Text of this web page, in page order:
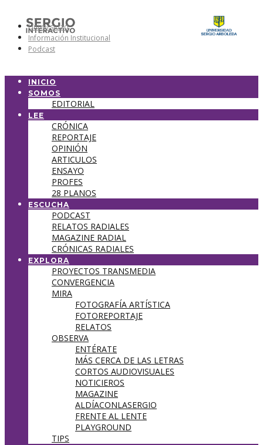
Universidad
Información Institucional
Podcast
INICIO
SOMOS
EDITORIAL
LEE
CRÓNICA
REPORTAJE
OPINIÓN
ARTICULOS
ENSAYO
PROFES
28 PLANOS
ESCUCHA
PODCAST
RELATOS RADIALES
MAGAZINE RADIAL
CRÓNICAS RADIALES
EXPLORA
PROYECTOS TRANSMEDIA
CONVERGENCIA
MIRA
FOTOGRAFÍA ARTÍSTICA
FOTOREPORTAJE
RELATOS
OBSERVA
ENTÉRATE
MÁS CERCA DE LAS LETRAS
CORTOS AUDIOVISUALES
NOTICIEROS
MAGAZINE
ALDÍACONLASERGIO
FRENTE AL LENTE
PLAYGROUND
TIPS